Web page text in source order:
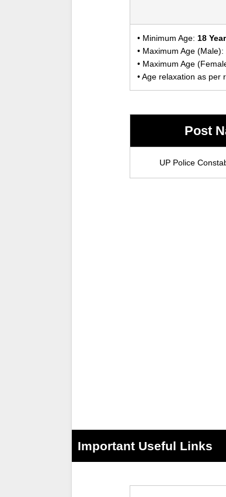
• Minimum Age: 18
• Maximum Age (Male):
• Maximum Age
• Age relaxation as per
Post
UP Police
Important Useful Links